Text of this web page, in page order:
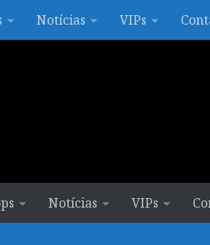
Notícias VIPs
Notícias VIPs